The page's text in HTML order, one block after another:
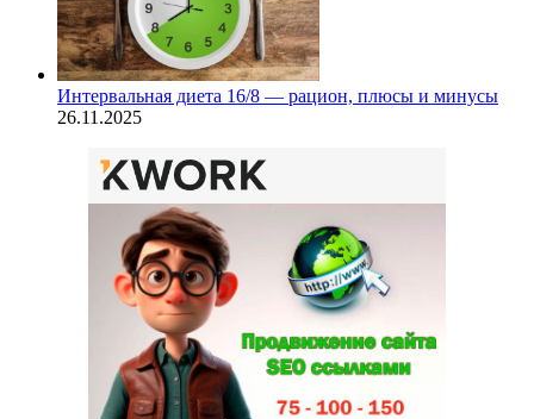
Интервальная диета 16/8 — рацион, плюсы и минусы
26.11.2025